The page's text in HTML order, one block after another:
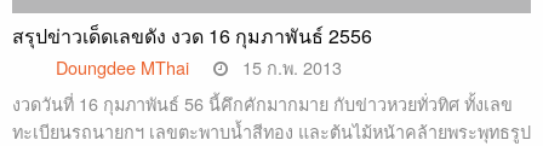
สรุปข่าวเด็ดเลขดัง งวด 16 กุมภาพันธ์ 2556
Doungdee MThai
15 ก.พ. 2013
งวดวันที่ 16 กุมภาพันธ์ 56 นี้คึกคักมากมาย กับข่าวหวยทั่วทิศ ทั้งเลข
ทะเบียนรถนายกฯ เลขตะพาบน้ำสีทอง และต้นไม้หน้าคล้ายพระพุทธรูป